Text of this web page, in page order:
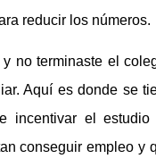
reducir los números.
no terminaste el
Aquí es donde se
incentivar el estudio
conseguir empleo y